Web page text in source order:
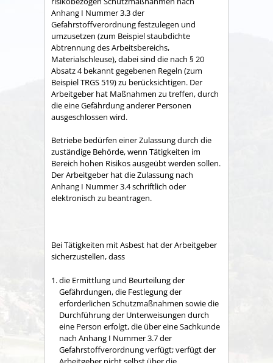
Anhang I Nummer 3.3 der
Gefahrstoffverordnung festzulegen und
umzusetzen (zum Beispiel staubdichte
Abtrennung des Arbeitsbereichs,
Materialschleuse), dabei sind die nach § 20
Absatz 4 bekannt gegebenen Regeln (zum
Beispiel TRGS 519) zu berücksichtigen. Der
Arbeitgeber hat Maßnahmen zu treffen, durch
die eine Gefährdung anderer Personen
ausgeschlossen wird.
Betriebe bedürfen einer Zulassung durch die
zuständige Behörde, wenn Tätigkeiten im
Bereich hohen Risikos ausgeübt werden sollen.
Der Arbeitgeber hat die Zulassung nach
Anhang I Nummer 3.4 schriftlich oder
elektronisch zu beantragen.
Bei Tätigkeiten mit Asbest hat der Arbeitgeber
sicherzustellen, dass
die Ermittlung und Beurteilung der
Gefährdungen, die Festlegung der
erforderlichen Schutzmaßnahmen sowie die
Durchführung der Unterweisungen durch
eine Person erfolgt, die über eine Sachkunde
nach Anhang I Nummer 3.7 der
Gefahrstoffverordnung verfügt; verfügt der